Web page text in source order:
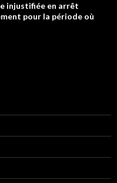
injustifiée en arrêt
pour la période où